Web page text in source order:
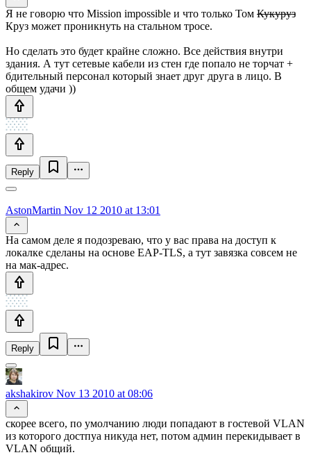
Я не говорю что Mission impossible и что только Том Кукуруз
Круз может проникнуть на стальном тросе.
Но сделать это будет крайне сложно. Все действия внутри
здания. А тут сетевые кабели из стен где попало не торчат +
бдительный персонал который знает друг друга в лицо. В
общем удачи ))
Reply
AstonMartin Nov 12 2010 at 13:01
На самом деле я подозреваю, что у вас права на доступ к
локалке сделаны на основе EAP-TLS, а тут завязка совсем не
на мак-адрес.
Reply
akshakirov Nov 13 2010 at 08:06
скорее всего, по умолчанию люди попадают в гостевой VLAN
из которого достпуа никуда нет, потом админ перекидывает в
VLAN общий.